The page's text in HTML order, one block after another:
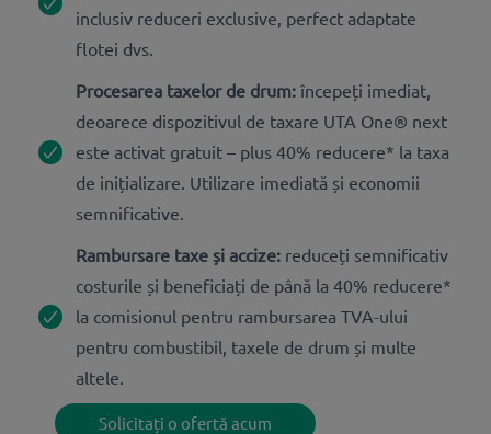
inclusiv reduceri exclusive, perfect adaptate
flotei dvs.
Procesarea taxelor de drum: începeți imediat,
deoarece dispozitivul de taxare UTA One® next
este activat gratuit – plus 40% reducere* la taxa
de inițializare. Utilizare imediată și economii
semnificative.
Rambursare taxe și accize: reduceți semnificativ
costurile și beneficiați de până la 40% reducere*
la comisionul pentru rambursarea TVA-ului
pentru combustibil, taxele de drum și multe
altele.
Solicitați o ofertă acum